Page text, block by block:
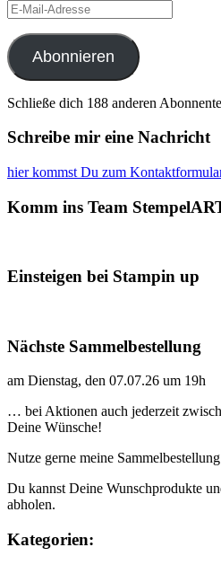
E-
Mail-
Adresse
Abonnieren
Schließe dich 188 anderen
Schreibe mir eine Nachricht
hier kommst Du zum
Komm ins Team
Einsteigen bei Stampin up
Nächste Sammelbestellung
am Dienstag, den 07.07.26 um 19h
… bei Aktionen auch jederzeit
Deine Wünsche!
Nutze gerne meine
Du kannst Deine Wunschprodukte
abholen.
Kategorien: